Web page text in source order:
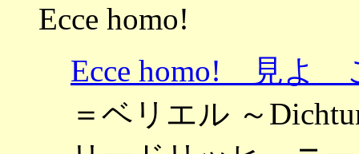
Ecce homo!
Ecce homo! 見よ
＝ベリエル ～